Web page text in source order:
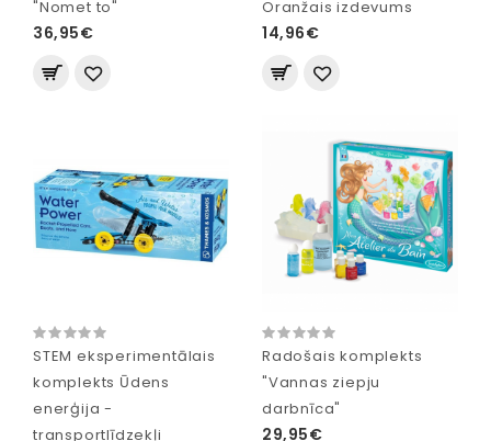
"Nomet to"
36,95€
Oranžais izdevums
14,96€
STEM eksperimentālais
komplekts Ūdens
enerģija -
transportlīdzekļi
Radošais komplekts
"Vannas ziepju
darbnīca"
29,95€